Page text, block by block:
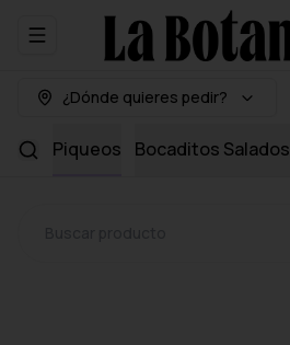
Abrir menu de navegación
¿Dónde quieres pedir?
Dips Piqueos Bocaditos Salados